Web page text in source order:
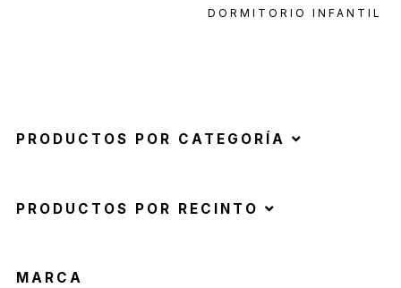
DORMITORIO INFANTIL
PRODUCTOS POR CATEGORÍA
PRODUCTOS POR RECINTO
MARCA